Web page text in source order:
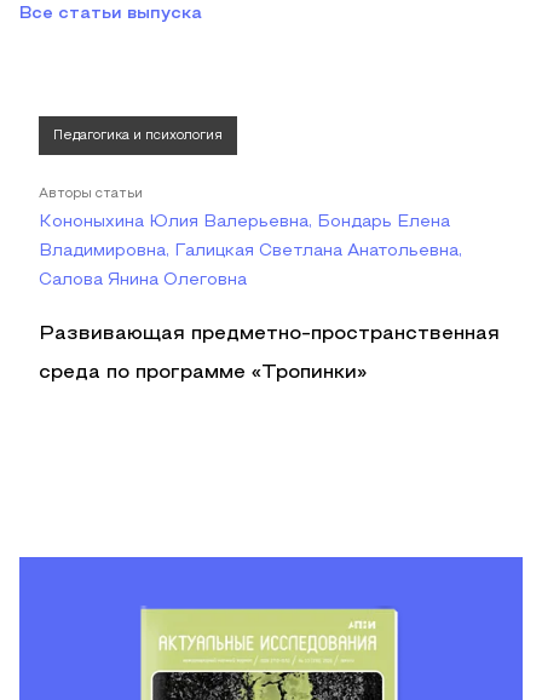
Все статьи выпуска
Педагогика и психология
Авторы статьи
Кононыхина Юлия Валерьевна, Бондарь Елена
Владимировна, Галицкая Светлана Анатольевна,
Салова Янина Олеговна
Развивающая предметно-пространственная
среда по программе «Тропинки»